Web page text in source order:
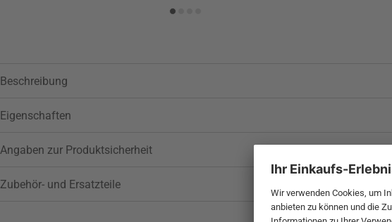
Beschreibung
Eigenschaften
Angaben zur Produktsicherheit
Zubehör- und Ersatzteile